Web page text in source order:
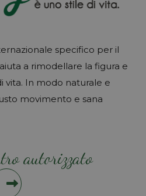
specifico per il
a rimodellare la figura e
vita. In modo naturale e
movimento e sana
autorizzato